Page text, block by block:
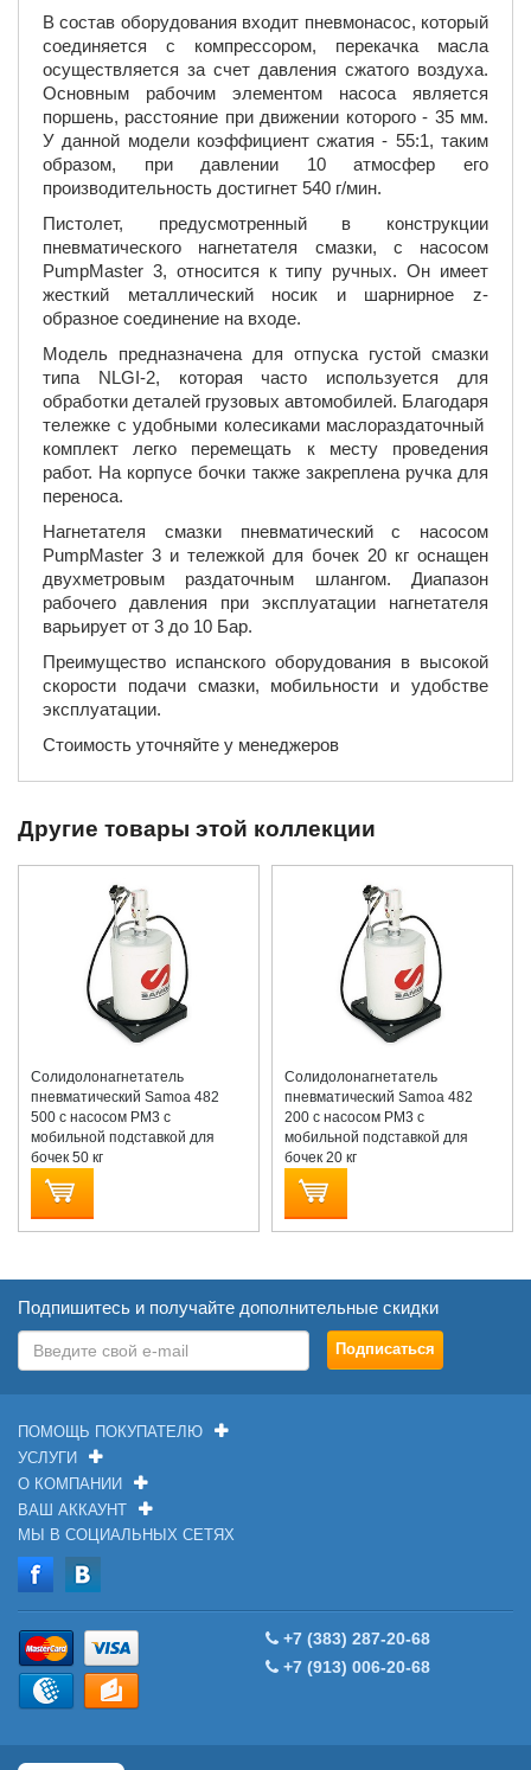
В состав оборудования входит пневмонасос, который
соединяется с компрессором, перекачка масла
осуществляется за счет давления сжатого воздуха.
Основным рабочим элементом насоса является
поршень, расстояние при движении которого - 35 мм.
У данной модели коэффициент сжатия - 55:1, таким
образом, при давлении 10 атмосфер его
производительность достигнет 540 г/мин.
Пистолет, предусмотренный в конструкции
пневматического нагнетателя смазки, с насосом
PumpMaster 3, относится к типу ручных. Он имеет
жесткий металлический носик и шарнирное z-
образное соединение на входе.
Модель предназначена для отпуска густой смазки
типа NLGI-2, которая часто используется для
обработки деталей грузовых автомобилей. Благодаря
тележке с удобными колесиками маслораздаточный
комплект легко перемещать к месту проведения
работ. На корпусе бочки также закреплена ручка для
переноса.
Нагнетателя смазки пневматический с насосом
PumpMaster 3 и тележкой для бочек 20 кг оснащен
двухметровым раздаточным шлангом. Диапазон
рабочего давления при эксплуатации нагнетателя
варьирует от 3 до 10 Бар.
Преимущество испанского оборудования в высокой
скорости подачи смазки, мобильности и удобстве
эксплуатации.
Стоимость уточняйте у менеджеров
Другие товары этой коллекции
Солидолонагнетатель
пневматический Samoa 482
500 с насосом PM3 с
мобильной подставкой для
бочек 50 кг
Солидолонагнетатель
пневматический Samoa 482
200 с насосом PM3 с
мобильной подставкой для
бочек 20 кг
Подпишитесь и получайте дополнительные скидки
ПОМОЩЬ ПОКУПАТЕЛЮ
УСЛУГИ
О КОМПАНИИ
ВАШ АККАУНТ
МЫ В СОЦИАЛЬНЫХ СЕТЯХ
+7 (383) 287-20-68
+7 (913) 006-20-68